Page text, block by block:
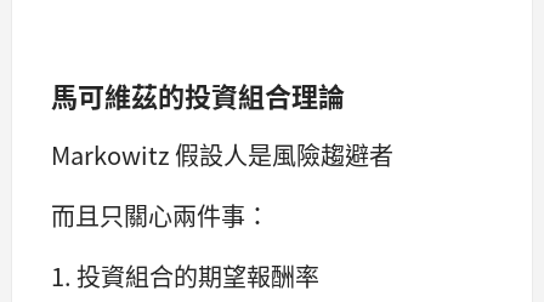
馬可維茲的投資組合理論
Markowitz 假設人是風險趨避者
而且只關心兩件事：
1. 投資組合的期望報酬率